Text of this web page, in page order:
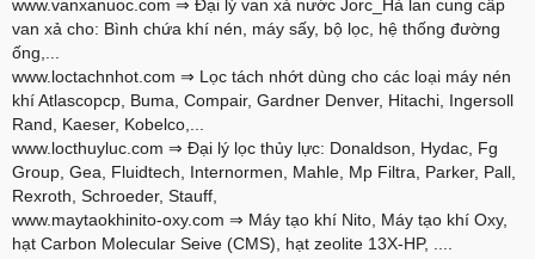
www.vanxanuoc.com ⇒ Đại lý van xả nước Jorc_Hà lan cung cấp
van xả cho: Bình chứa khí nén, máy sấy, bộ lọc, hệ thống đường
ống,...
www.loctachnhot.com ⇒ Lọc tách nhớt dùng cho các loại máy nén
khí Atlascopcp, Buma, Compair, Gardner Denver, Hitachi, Ingersoll
Rand, Kaeser, Kobelco,...
www.locthuyluc.com ⇒ Đại lý lọc thủy lực: Donaldson, Hydac, Fg
Group, Gea, Fluidtech, Internormen, Mahle, Mp Filtra, Parker, Pall,
Rexroth, Schroeder, Stauff,
www.maytaokhinito-oxy.com ⇒ Máy tạo khí Nito, Máy tạo khí Oxy,
hạt Carbon Molecular Seive (CMS), hạt zeolite 13X-HP, ....